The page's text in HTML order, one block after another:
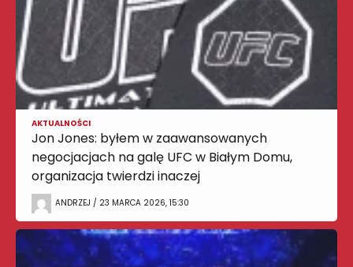
AKTUALNOŚCI
Jon Jones: byłem w zaawansowanych
negocjacjach na galę UFC w Białym Domu,
organizacja twierdzi inaczej
ANDRZEJ / 23 MARCA 2026, 15:30